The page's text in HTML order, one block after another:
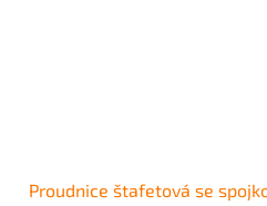
Proudnice štafetová se